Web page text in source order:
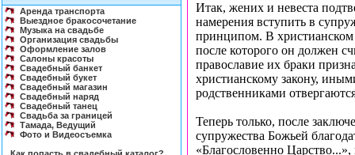
Аренда транспорта
Выездное бракосочетание
Музыка на свадьбе
Организация свадьбы
Оформление залов
Салоны красоты
Свадебный банкет
Свадебный букет
Свадебный магазин
Свадебный наряд
Свадебный танец
Свадьба за границей
Тамада, Ведущий
Фото и Видеосъемка
Итак, жених и невеста
намерения вступить в
принципом. В христианском
после которого он должен
православие их браки
христианскому закону,
родственниками
Теперь только, после
супружества Божьей
«Благословенно